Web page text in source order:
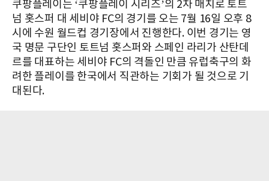
쿠팡플레이는 ‘쿠팡플레이 시리즈’의 2차 매치로 토트
넘 홋스퍼 대 세비야 FC의 경기를 오는 7월 16일 오후 8
시에 수원 월드컵 경기장에서 진행한다. 이번 경기는 영
국 명문 구단인 토트넘 홋스퍼와 스페인 라리가 산탄데
르를 대표하는 세비야 FC의 격돌인 만큼 유럽축구의 화
려한 플레이를 한국에서 직관하는 기회가 될 것으로 기
대된다.